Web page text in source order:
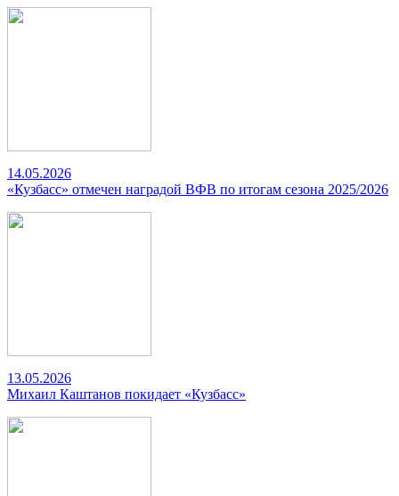
14.05.2026
«Кузбасс» отмечен наградой ВФВ по итогам сезона 2025/2026
13.05.2026
Михаил Каштанов покидает «Кузбасс»